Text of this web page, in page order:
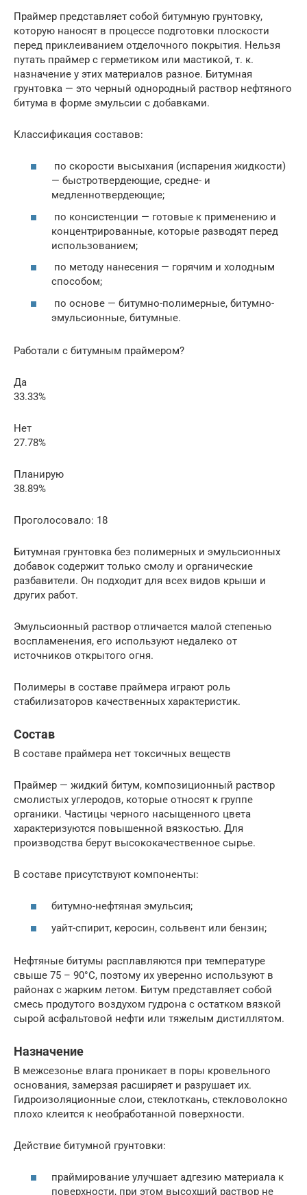
Праймер представляет собой битумную грунтовку,
которую наносят в процессе подготовки плоскости
перед приклеиванием отделочного покрытия. Нельзя
путать праймер с герметиком или мастикой, т. к.
назначение у этих материалов разное. Битумная
грунтовка — это черный однородный раствор нефтяного
битума в форме эмульсии с добавками.
Классификация составов:
по скорости высыхания (испарения жидкости)
— быстротвердеющие, средне- и
медленнотвердеющие;
по консистенции — готовые к применению и
концентрированные, которые разводят перед
использованием;
по методу нанесения — горячим и холодным
способом;
по основе — битумно-полимерные, битумно-
эмульсионные, битумные.
Работали с битумным праймером?
Да
33.33%
Нет
27.78%
Планирую
38.89%
Проголосовало: 18
Битумная грунтовка без полимерных и эмульсионных
добавок содержит только смолу и органические
разбавители. Он подходит для всех видов крыши и
других работ.
Эмульсионный раствор отличается малой степенью
воспламенения, его используют недалеко от
источников открытого огня.
Полимеры в составе праймера играют роль
стабилизаторов качественных характеристик.
Состав
В составе праймера нет токсичных веществ
Праймер — жидкий битум, композиционный раствор
смолистых углеродов, которые относят к группе
органики. Частицы черного насыщенного цвета
характеризуются повышенной вязкостью. Для
производства берут высококачественное сырье.
В составе присутствуют компоненты:
битумно-нефтяная эмульсия;
уайт-спирит, керосин, сольвент или бензин;
Нефтяные битумы расплавляются при температуре
свыше 75 – 90°С, поэтому их уверенно используют в
районах с жарким летом. Битум представляет собой
смесь продутого воздухом гудрона с остатком вязкой
сырой асфальтовой нефти или тяжелым дистиллятом.
Назначение
В межсезонье влага проникает в поры кровельного
основания, замерзая расширяет и разрушает их.
Гидроизоляционные слои, стеклоткань, стекловолокно
плохо клеится к необработанной поверхности.
Действие битумной грунтовки:
праймирование улучшает адгезию материала к
поверхности, при этом высохший раствор не